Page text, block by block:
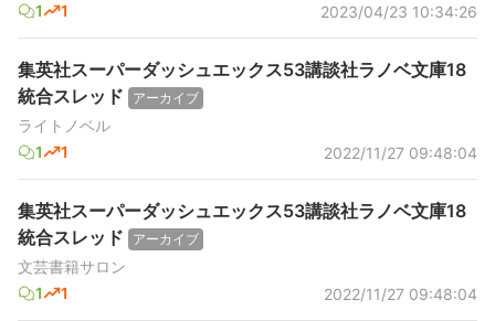
1
1 2023/04/23 10:34:26
集英社スーパーダッシュエックス53講談社ラノベ文庫18
統合スレッド
アーカイブ
ライトノベル
1
1 2022/11/27 09:48:04
集英社スーパーダッシュエックス53講談社ラノベ文庫18
統合スレッド
アーカイブ
文芸書籍サロン
1
1 2022/11/27 09:48:04